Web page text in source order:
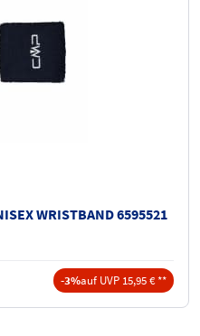
WRISTBAND 6595521
-3%auf UVP 15,95 € **